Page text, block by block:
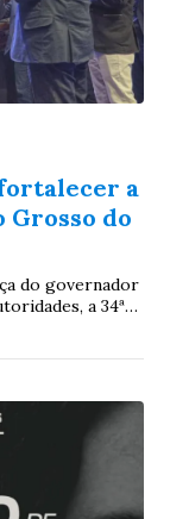
a
Grosso do
do governador
a 34ª